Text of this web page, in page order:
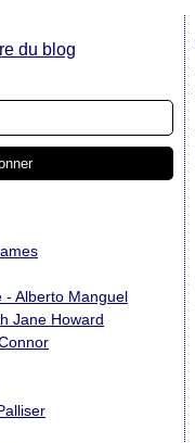
du blog
- Alberto Manguel
Jane Howard